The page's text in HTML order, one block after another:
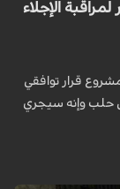
الإجلاء
قرار توافقي
حلب وإنه سيجري